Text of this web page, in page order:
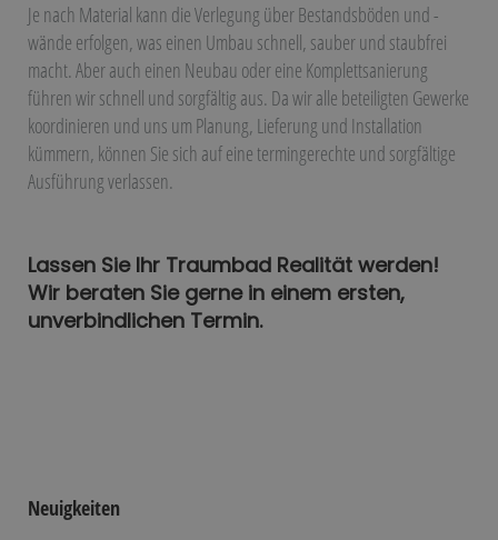
Je nach Material kann die Verlegung über Bestandsböden und -
wände erfolgen, was einen Umbau schnell, sauber und staubfrei
macht. Aber auch einen Neubau oder eine Komplettsanierung
führen wir schnell und sorgfältig aus. Da wir alle beteiligten Gewerke
koordinieren und uns um Planung, Lieferung und Installation
kümmern, können Sie sich auf eine termingerechte und sorgfältige
Ausführung verlassen.
Lassen Sie Ihr Traumbad Realität werden!
Wir beraten Sie gerne in einem ersten,
unverbindlichen Termin.
Neuigkeiten